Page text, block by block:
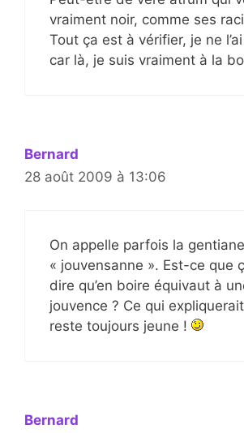
vraiment noir, comme ses
Tout ça est à vérifier, je ne
car là, je suis vraiment à la
Bernard
28 août 2009 à 13:06
On appelle parfois la
« jouvensanne ». Est-ce que
dire qu’en boire équivaut à
jouvence ? Ce qui
reste toujours jeune !
Bernard